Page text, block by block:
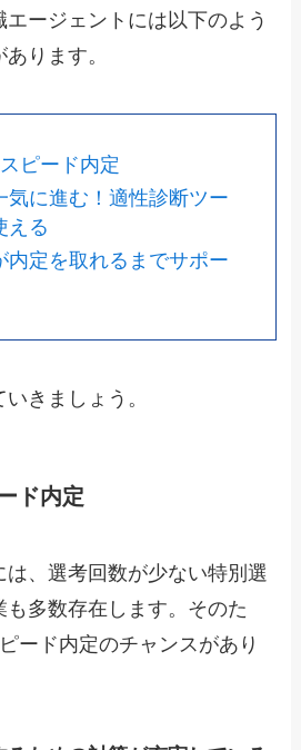
ージェントには以下のよう
ります。
ピード内定
気に進む！適性診断ツー
える
内定を取れるまでサポー
きましょう。
ド内定
、選考回数が少ない特別選
多数存在します。そのた
ード内定のチャンスがあり